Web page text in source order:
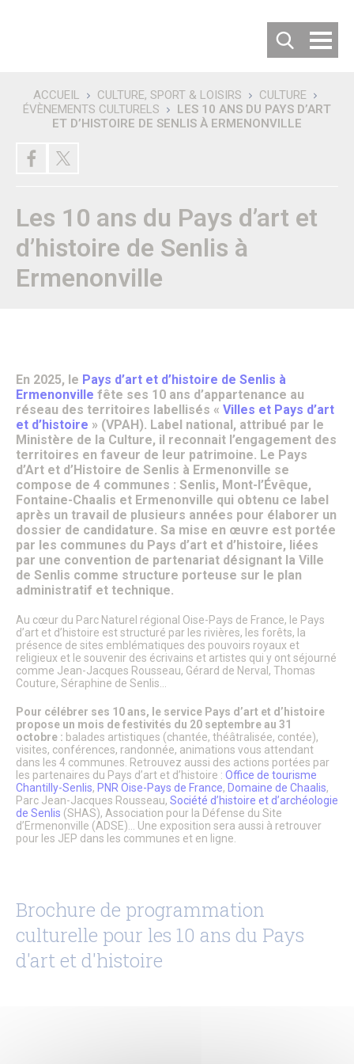
DÉCOUVRIR SENLIS
Villes jumelées
Les villes jumelées
Carte d’identité de la ville
Habiter ou Visiter Senlis
S’implanter à Senlis
Comment venir à Senlis ?
Où se garer à Senlis ?
Où séjourner à Senlis ?
Pays d’Art & d’Histoire
Les journées Européennes du Patrimoine
Le Sentier des Faubourgs de Senlis
Senlis, ville de Cinéma – Infos pratiques
Fonds de dotation
Senlis, ville connectée
Senlis sur internet et sur les réseaux sociaux
Application officielle de la ville
Kiosques
Senlis Ensemble
FOCUS – Le Pays d’Art et d’Histoire
Musées de Senlis – Guide d’activités
PARCOURS – Sur les traces de la Grande Guerre
Lettre aux Senlisiens
Passeport du civisme
LA MAIRIE
Le Maire
Discours du Maire
Les élus
Le Conseil Municipal
Affichage Légal
Finances
Les commissions municipales
Proximité et vie des quartiers
Senlis soutient le GHPSO
Soutien aux Ukrainiens
Cérémonies commémoratives
Les cérémonies des Vœux
Voyage au temps des premiers Rois de France
Nouveau conservatoire
Le site d’Ordener
Action Cœur de Ville
L’ecoQuartier de la gare – Phase 2
Recherche
ACCUEIL CULTURE, SPORT & LOISIRS
CULTURE
ÉVÈNEMENTS CULTURELS
LES 10 ANS DU PAYS D’ART
ET D’HISTOIRE DE SENLIS À ERMENONVILLE
Les 10 ans du Pays d’art et
d’histoire de Senlis à
Ermenonville
En 2025, le Pays d’art et d’histoire de Senlis à
Ermenonville fête ses 10 ans d’appartenance au
réseau des territoires labellisés « Villes et Pays d’art
et d’histoire » (VPAH). Label national, attribué par le
Ministère de la Culture, il reconnait l’engagement des
territoires en faveur de leur patrimoine. Le Pays
d’Art et d’Histoire de Senlis à Ermenonville se
compose de 4 communes : Senlis, Mont-l’Évêque,
Fontaine-Chaalis et Ermenonville qui obtenu ce label
après un travail de plusieurs années pour élaborer un
dossier de candidature. Sa mise en œuvre est portée
par les communes du Pays d’art et d’histoire, liées
par une convention de partenariat désignant la Ville
de Senlis comme structure porteuse sur le plan
administratif et technique.
Au cœur du Parc Naturel régional Oise-Pays de France, le Pays
d’art et d’histoire est structuré par les rivières, les forêts, la
présence de sites emblématiques des pouvoirs royaux et
religieux et le souvenir des écrivains et artistes qui y ont séjourné
comme Jean-Jacques Rousseau, Gérard de Nerval, Thomas
Couture, Séraphine de Senlis…
Pour célébrer ses 10 ans, le service Pays d’art et d’histoire
propose un mois de festivités du 20 septembre au 31
octobre : balades artistiques (chantée, théâtralisée, contée),
visites, conférences, randonnée, animations vous attendant
dans les 4 communes. Retrouvez aussi des actions portées par
les partenaires du Pays d’art et d’histoire : Office de tourisme
Chantilly-Senlis, PNR Oise-Pays de France, Domaine de Chaalis,
Parc Jean-Jacques Rousseau, Société d’histoire et d’archéologie
de Senlis (SHAS), Association pour la Défense du Site
d’Ermenonville (ADSE)… Une exposition sera aussi à retrouver
pour les JEP dans les communes et en ligne.
Brochure de programmation
culturelle pour les 10 ans du Pays
d'art et d'histoire